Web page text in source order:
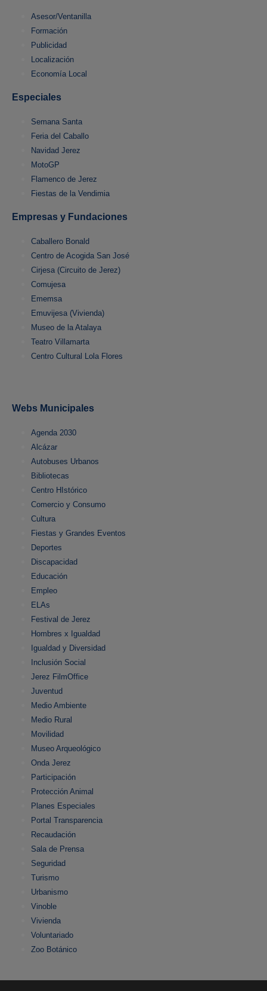
Asesor/Ventanilla
Formación
Publicidad
Localización
Economía Local
Especiales
Semana Santa
Feria del Caballo
Navidad Jerez
MotoGP
Flamenco de Jerez
Fiestas de la Vendimia
Empresas y Fundaciones
Caballero Bonald
Centro de Acogida San José
Cirjesa (Circuito de Jerez)
Comujesa
Ememsa
Emuvijesa (Vivienda)
Museo de la Atalaya
Teatro Villamarta
Centro Cultural Lola Flores
Webs Municipales
Agenda 2030
Alcázar
Autobuses Urbanos
Bibliotecas
Centro HIstórico
Comercio y Consumo
Cultura
Fiestas y Grandes Eventos
Deportes
Discapacidad
Educación
Empleo
ELAs
Festival de Jerez
Hombres x Igualdad
Igualdad y Diversidad
Inclusión Social
Jerez FilmOffice
Juventud
Medio Ambiente
Medio Rural
Movilidad
Museo Arqueológico
Onda Jerez
Participación
Protección Animal
Planes Especiales
Portal Transparencia
Recaudación
Sala de Prensa
Seguridad
Turismo
Urbanismo
Vinoble
Vivienda
Voluntariado
Zoo Botánico